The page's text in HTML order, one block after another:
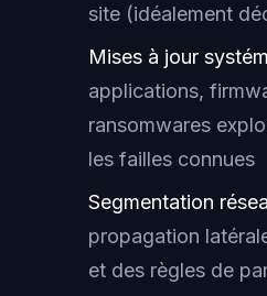
site (idéalement
Mises à jour
applications,
ransomwares
les failles connues
Segmentation
propagation
et des règles de